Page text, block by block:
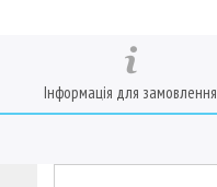
Інформація для замовлення